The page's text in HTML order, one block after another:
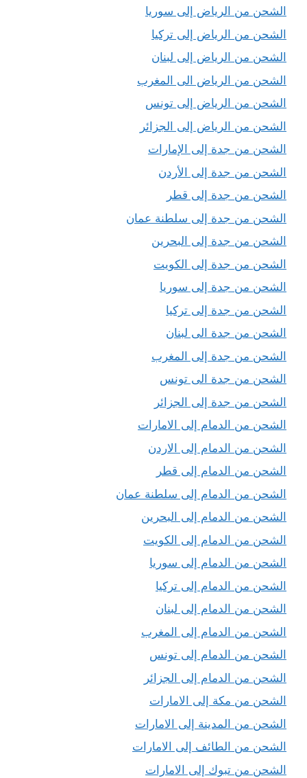
الشحن من الرياض إلى سوريا
الشحن من الرياض إلى تركيا
الشحن من الرياض إلى لبنان
الشحن من الرياض الى المغرب
الشحن من الرياض إلى تونس
الشحن من الرياض إلى الجزائر
الشحن من جدة إلى الإمارات
الشحن من جدة إلى الأردن
الشحن من جدة إلى قطر
الشحن من جدة إلى سلطنة عمان
الشحن من جدة إلى البحرين
الشحن من جدة إلى الكويت
الشحن من جدة إلى سوريا
الشحن من جدة إلى تركيا
الشحن من جدة الى لبنان
الشحن من جدة إلى المغرب
الشحن من جدة الى تونس
الشحن من جدة إلى الجزائر
الشحن من الدمام إلى الامارات
الشحن من الدمام إلى الاردن
الشحن من الدمام إلى قطر
الشحن من الدمام إلى سلطنة عمان
الشحن من الدمام إلى البحرين
الشحن من الدمام إلى الكويت
الشحن من الدمام إلى سوريا
الشحن من الدمام إلى تركيا
الشحن من الدمام إلى لبنان
الشحن من الدمام إلى المغرب
الشحن من الدمام إلى تونس
الشحن من الدمام إلى الجزائر
الشحن من مكة إلى الامارات
الشحن من المدينة إلى الامارات
الشحن من الطائف إلى الامارات
الشحن من تبوك إلى الامارات